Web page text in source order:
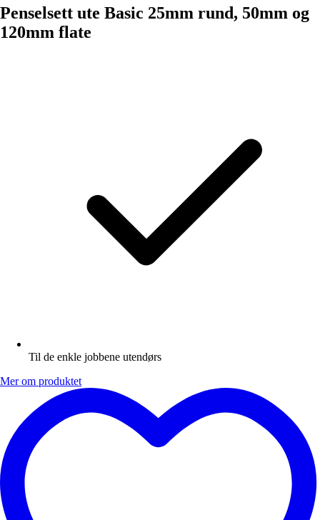
Penselsett ute Basic 25mm rund, 50mm og
120mm flate
Til de enkle jobbene utendørs
Mer om produktet